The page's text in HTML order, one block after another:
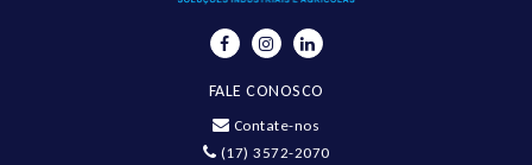
FALE CONOSCO
Contate-nos
(17) 3572-2070